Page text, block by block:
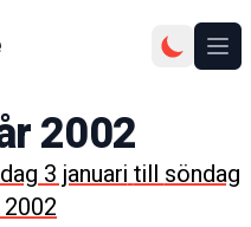
2002
3 januaritillsöndag
2002